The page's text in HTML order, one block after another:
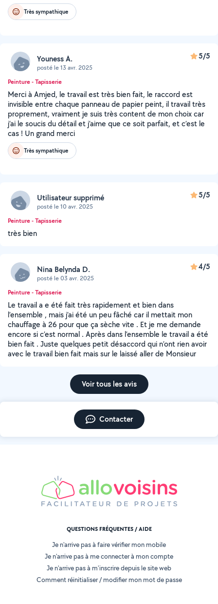
Très sympathique
Youness A.
posté le 13 avr. 2025
5/5
Peinture - Tapisserie
Merci à Amjed, le travail est très bien fait, le raccord est
invisible entre chaque panneau de papier peint, il travail très
proprement, vraiment je suis très content de mon choix car
j’ai le soucis du détail et j’aime que ce soit parfait, et c’est le
cas ! Un grand merci
Très sympathique
Utilisateur supprimé
posté le 10 avr. 2025
5/5
Peinture - Tapisserie
très bien
Nina Belynda D.
posté le 03 avr. 2025
4/5
Peinture - Tapisserie
Le travail a e été fait très rapidement et bien dans
l’ensemble , mais j’ai été un peu fâché car il mettait mon
chauffage à 26 pour que ça sèche vite . Et je me demande
encore si c’est normal . Après dans l’ensemble le travail a été
bien fait . Juste quelques petit désaccord qui n’ont rien avoir
avec le travail bien fait mais sur le laissé aller de Monsieur
Voir tous les avis
Contacter
QUESTIONS FRÉQUENTES / AIDE
Je n'arrive pas à faire vérifier mon mobile
Je n'arrive pas à me connecter à mon compte
Je n'arrive pas à m'inscrire depuis le site web
Comment réinitialiser / modifier mon mot de passe